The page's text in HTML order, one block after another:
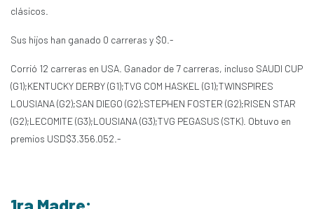
clásicos.
Sus hijos han ganado 0 carreras y $0.-
Corrió 12 carreras en USA. Ganador de 7 carreras, incluso SAUDI CUP
(G1);KENTUCKY DERBY (G1);TVG COM HASKEL (G1);TWINSPIRES
LOUSIANA (G2);SAN DIEGO (G2);STEPHEN FOSTER (G2);RISEN STAR
(G2);LECOMITE (G3);LOUSIANA (G3);TVG PEGASUS (STK). Obtuvo en
premios USD$3.356.052.-
1ra Madre: